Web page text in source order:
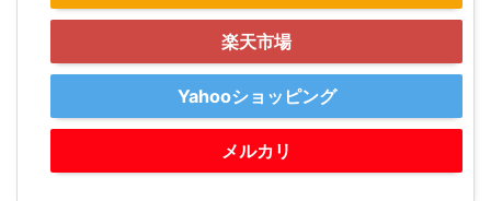
楽天市場
Yahooショッピング
メルカリ